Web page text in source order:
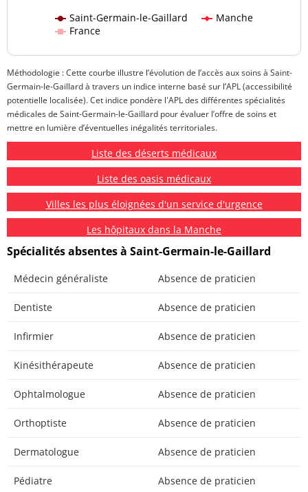
Saint-Germain-le-Gaillard
Manche
France
Méthodologie : Cette courbe illustre l’évolution de l’accès aux soins à Saint-
Germain-le-Gaillard à travers un indice interne basé sur l’APL (accessibilité
potentielle localisée). Cet indice pondère l'APL des différentes spécialités
médicales de Saint-Germain-le-Gaillard pour évaluer l’offre de soins et
mettre en lumière d’éventuelles inégalités territoriales.
Liste des déserts médicaux
Liste des oasis médicaux
Villes les plus éloignées d'un service d'urgence
Les hôpitaux dans la Manche
Spécialités absentes à Saint-Germain-le-Gaillard
Médecin généraliste Absence de praticien
Dentiste Absence de praticien
Infirmier Absence de praticien
Kinésithérapeute Absence de praticien
Ophtalmologue Absence de praticien
Orthoptiste Absence de praticien
Dermatologue Absence de praticien
Pédiatre Absence de praticien